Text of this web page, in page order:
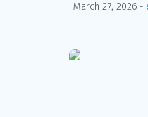
March 27, 2026